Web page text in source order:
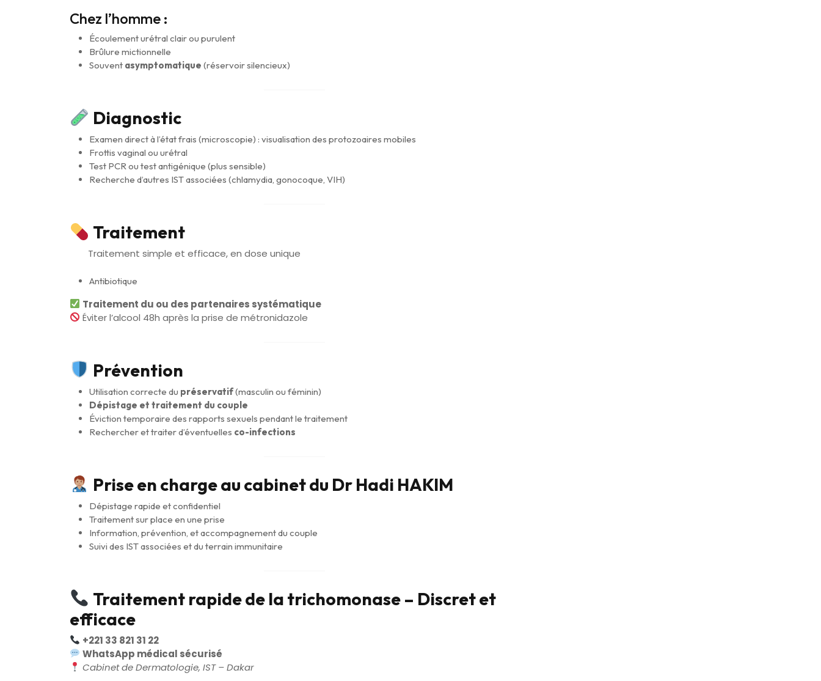
Chez l’homme :
Écoulement urétral clair ou purulent
Brûlure mictionnelle
Souvent asymptomatique (réservoir silencieux)
Diagnostic
Examen direct à l’état frais (microscopie) : visualisation des protozoaires mobiles
Frottis vaginal ou urétral
Test PCR ou test antigénique (plus sensible)
Recherche d’autres IST associées (chlamydia, gonocoque, VIH)
Traitement
Traitement simple et efficace, en dose unique
Antibiotique
Traitement du ou des partenaires systématique
Éviter l’alcool 48h après la prise de métronidazole
Prévention
Utilisation correcte du préservatif(masculin ou féminin)
Dépistage et traitement du couple
Éviction temporaire des rapports sexuels pendant le traitement
Rechercher et traiter d’éventuelles co-infections
Prise en charge au cabinet du Dr Hadi HAKIM
Dépistage rapide et confidentiel
Traitement sur place en une prise
Information, prévention, et accompagnement du couple
Suivi des IST associées et du terrain immunitaire
Traitement rapide de la trichomonase – Discret et
efficace
+221 33 821 31 22
WhatsApp médical sécurisé
Cabinet de Dermatologie, IST – Dakar